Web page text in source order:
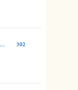
…
302